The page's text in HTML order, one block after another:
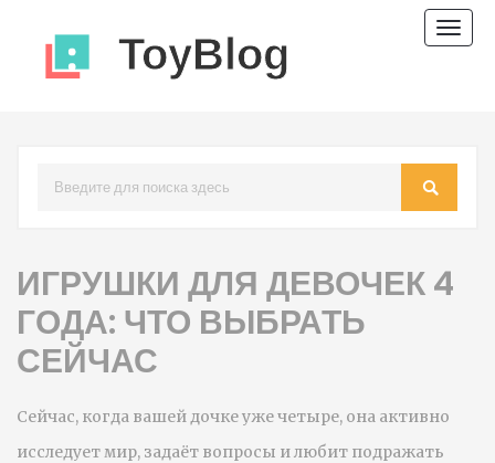
ИГРУШКИ ДЛЯ ДЕВОЧЕК 4
ГОДА: ЧТО ВЫБРАТЬ
СЕЙЧАС
Сейчас, когда вашей дочке уже четыре, она активно
исследует мир, задаёт вопросы и любит подражать